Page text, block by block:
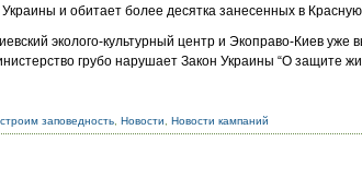
и обитает более десятка занесенных в
эколого-культурный центр и Экоправо-Киев уже
грубо нарушает Закон Украины “О защите
заповедность ,Новости ,Новости кампаний